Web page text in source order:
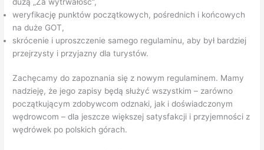
weryfikację punktów początkowych, pośrednich i końcowych
na duże GOT,
skrócenie i uproszczenie samego regulaminu, aby był bardziej
przejrzysty i przyjazny dla turystów.
Zachęcamy do zapoznania się z nowym regulaminem. Mamy
nadzieję, że jego zapisy będą służyć wszystkim – zarówno
początkującym zdobywcom odznaki, jak i doświadczonym
wędrowcom – dla jeszcze większej satysfakcji i przyjemności z
wędrówek po polskich górach.